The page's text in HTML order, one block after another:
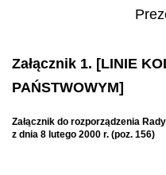
Załącznik 1. [LINIE
PAŃSTWOWYM]
Załącznik do rozporządzenia
z dnia 8 lutego 2000 r. (poz. 156)